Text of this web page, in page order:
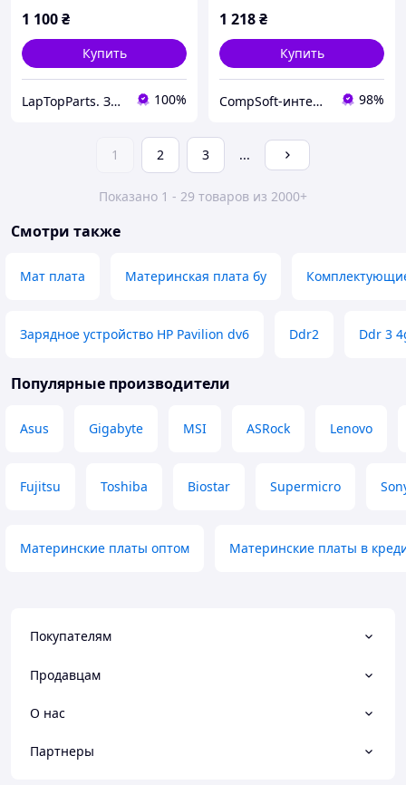
1 100₴
Купить
LapTopParts. Запчасти к ноутбукам и ПК б/у 100%
1 218₴
Купить
CompSoft-интернет магазин компьютерных комплектующих 98%
1 2 3 ...
Показано 1 - 29 товаров из 2000+
Смотри также
Мат плата Материнская плата бу
Зарядное устройство HP Pavilion dv6 Ddr2 Ddr 3
Популярные производители
Asus Gigabyte MSI ASRock Lenovo
Fujitsu Toshiba Biostar Supermicro
Материнские платы оптом Материнские платы в
Покупателям
Продавцам
О нас
Партнеры